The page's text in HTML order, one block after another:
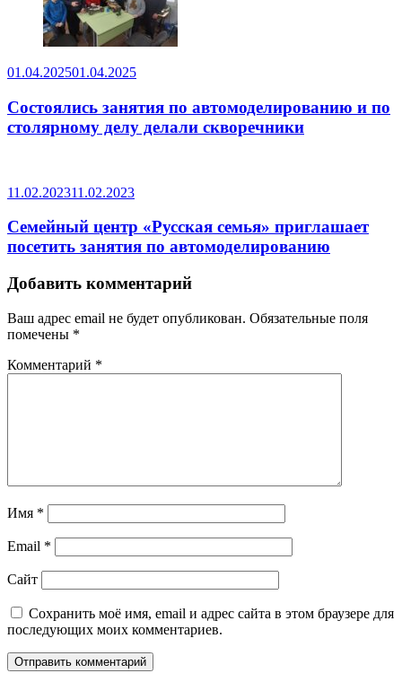
01.04.202501.04.2025
Состоялись занятия по автомоделированию и по
столярному делу делали скворечники
11.02.202311.02.2023
Семейный центр «Русская семья» приглашает
посетить занятия по автомоделированию
Добавить комментарий
Ваш адрес email не будет опубликован. Обязательные поля
помечены *
Комментарий *
Имя *
Email *
Сайт
Сохранить моё имя, email и адрес сайта в этом браузере для
последующих моих комментариев.